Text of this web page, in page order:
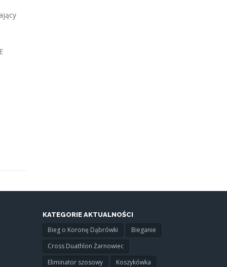
KATEGORIE AKTUALNOŚCI
Bieg o Koronę Dąbrówki
Bieganie
Cross Duathlon Żarnowiec
Eliminator szosowy
Koszykówka